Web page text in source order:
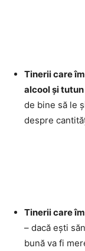
Tinerii care
alcool și tutun
de bine să le
despre
Tinerii care
– dacă ești
bună va fi